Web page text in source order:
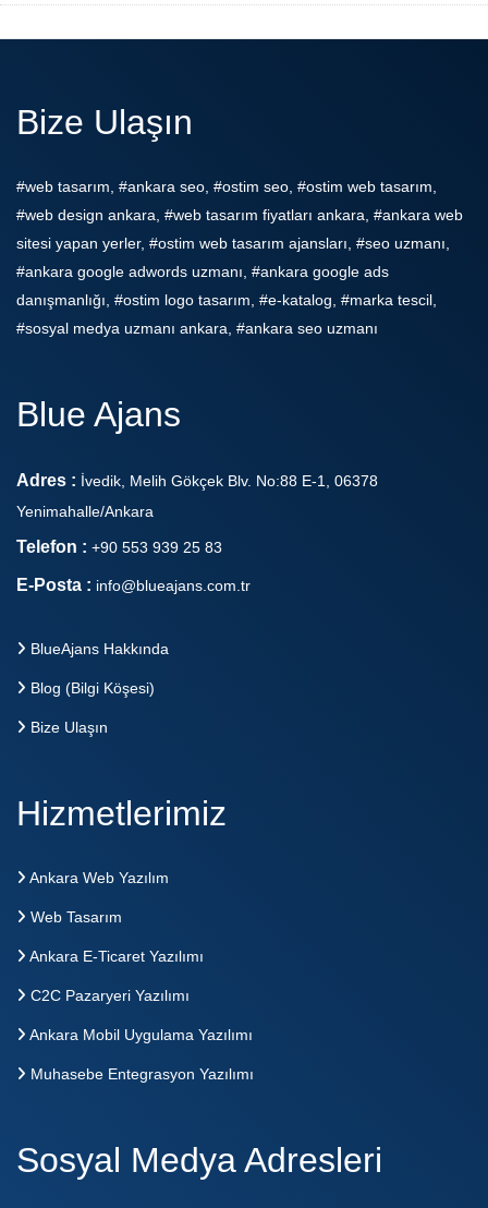
Bize Ulaşın
#web tasarım, #ankara seo, #ostim seo, #ostim web tasarım,
#web design ankara, #web tasarım fiyatları ankara, #ankara web
sitesi yapan yerler, #ostim web tasarım ajansları, #seo uzmanı,
#ankara google adwords uzmanı, #ankara google ads
danışmanlığı, #ostim logo tasarım, #e-katalog, #marka tescil,
#sosyal medya uzmanı ankara, #ankara seo uzmanı
Blue Ajans
Adres : İvedik, Melih Gökçek Blv. No:88 E-1, 06378
Yenimahalle/Ankara
Telefon : +90 553 939 25 83
E-Posta : info@blueajans.com.tr
BlueAjans Hakkında
Blog (Bilgi Köşesi)
Bize Ulaşın
Hizmetlerimiz
Ankara Web Yazılım
Web Tasarım
Ankara E-Ticaret Yazılımı
C2C Pazaryeri Yazılımı
Ankara Mobil Uygulama Yazılımı
Muhasebe Entegrasyon Yazılımı
Sosyal Medya Adresleri